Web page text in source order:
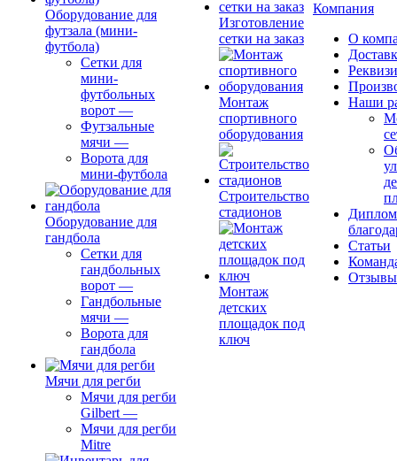
Оборудование для
футзала (мини-
футбола)
Сетки для
мини-
футбольных
ворот —
Футзальные
мячи —
Ворота для
мини-футбола
Оборудование для
гандбола
Сетки для
гандбольных
ворот —
Гандбольные
мячи —
Ворота для
гандбола
Мячи для регби
Мячи для регби
Gilbert —
Мячи для регби
Mitre
Изготовление
сетки на заказ
Монтаж
спортивного
оборудования
Строительство
стадионов
Монтаж
детских
площадок под
ключ
Компания
О
Наши
Статьи
Отзывы